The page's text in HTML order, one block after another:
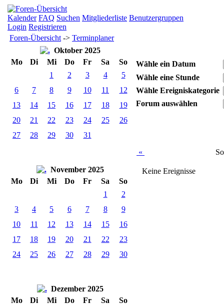
Kalender FAQ Suchen Mitgliederliste Benutzergruppen
Login Registrieren
Foren-Übersicht -> Terminplaner
Oktober 2025
Mo
Di Mi Do Fr Sa
So
1
2 3 4
5
6
7 8 9 10 11
12
13
14 15 16 17 18
19
20
21 22 23 24 25
26
27
28 29 30 31
November 2025
Mo
Di Mi Do Fr Sa
So
1
2
3
4 5 6 7 8
9
10
11 12 13 14 15
16
17
18 19 20 21 22
23
24
25 26 27 28 29 30
Dezember 2025
Mo
Di Mi Do Fr Sa
So
Wähle ein Datum
Wähle eine Stunde
Wähle Ereigniskategorie
Forum auswählen
«
Keine Ereignisse